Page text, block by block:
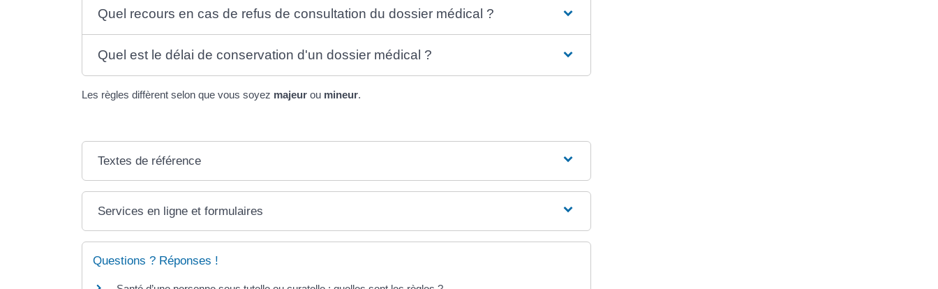
Quel recours en cas de refus de consultation du dossier médical ?
Quel est le délai de conservation d'un dossier médical ?
Les règles diffèrent selon que vous soyez majeur ou mineur.
Textes de référence
Services en ligne et formulaires
Questions ? Réponses !